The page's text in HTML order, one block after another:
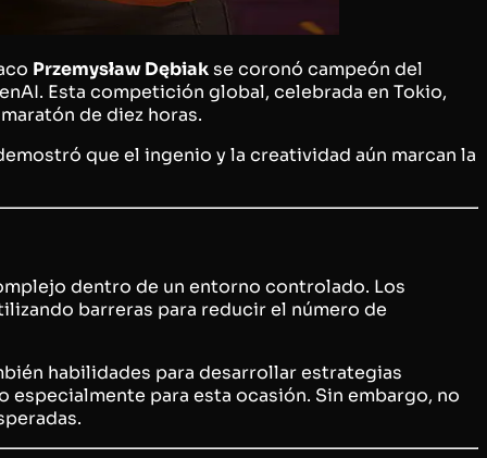
Przemysław Dębiakse coronó campeón del
Esta competición global, celebrada en Tokio,
de diez horas.
que el ingenio y la creatividad aún marcan la
dentro de un entorno controlado. Los
barreras para reducir el número de
habilidades para desarrollar estrategias
especialmente para esta ocasión. Sin embargo, no